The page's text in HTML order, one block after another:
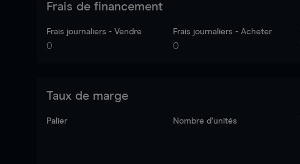
Frais de financement
Frais journaliers - Vendre
0
Frais journaliers - Acheter
0
Taux de marge
Palier Nombre d’unités